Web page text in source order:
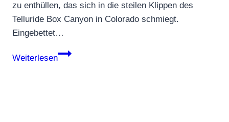
zu enthüllen, das sich in die steilen Klippen des
Telluride Box Canyon in Colorado schmiegt.
Eingebettet…
Weiterlesen
Telluride